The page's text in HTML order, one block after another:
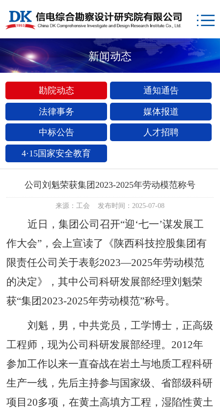
新闻动态
勘院动态 通知通告
法律事务 媒体报道
中标公告 人才招聘
4·15国家安全教育
公司刘魁荣获集团2023-2025年劳动模范称号
来源：工会 发布时间：2025-07-08
近日，集团公司召开“迎‘七一’谋发展工
作大会”，会上宣读了《陕西科技控股集团有
限责任公司关于表彰2023—2025年劳动模范
的决定》，其中公司科研发展部经理刘魁荣
获“集团2023-2025年劳动模范”称号。
刘魁，男，中共党员，工学博士，正高级
工程师，现为公司科研发展部经理。2012年
参加工作以来一直奋战在岩土与地质工程科研
生产一线，先后主持参与国家级、省部级科研
项目20多项，在黄土高填方工程，湿陷性黄土